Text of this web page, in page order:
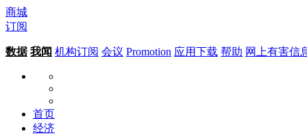
商城
订阅
数据 我闻 机构订阅 会议 Promotion 应用下载 帮助 网上有害信
首页
经济